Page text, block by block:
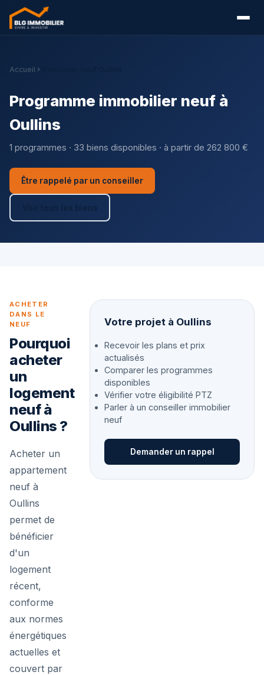
Accueil
Programme immobilier neuf à
Oullins
1 programmes · 33 biens disponibles · à partir de 262 800 €
Être rappelé par un conseiller
Voir tous les biens
ACHETER
DANS LE
NEUF
Pourquoi
acheter
un
logement
neuf à
Oullins ?
Acheter un
appartement
neuf à
Oullins
permet de
bénéficier
d'un
logement
récent,
conforme
aux normes
énergétiques
actuelles et
couvert par
Votre projet à Oullins
Recevoir les plans et prix
actualisés
Comparer les programmes
disponibles
Vérifier votre éligibilité PTZ
Parler à un conseiller immobilier
neuf
Demander un rappel